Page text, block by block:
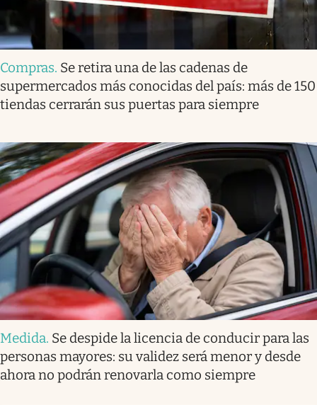
Compras. Se retira una de las cadenas de
supermercados más conocidas del país: más de 150
tiendas cerrarán sus puertas para siempre
Medida. Se despide la licencia de conducir para las
personas mayores: su validez será menor y desde
ahora no podrán renovarla como siempre